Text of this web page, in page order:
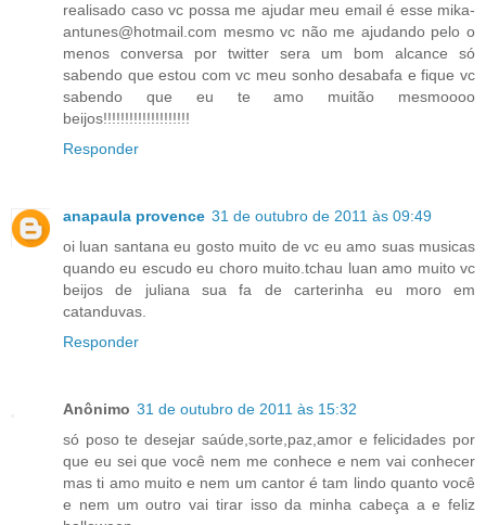
realisado caso vc possa me ajudar meu email é esse mika-
antunes@hotmail.com mesmo vc não me ajudando pelo o
menos conversa por twitter sera um bom alcance só
sabendo que estou com vc meu sonho desabafa e fique vc
sabendo que eu te amo muitão mesmoooo
beijos!!!!!!!!!!!!!!!!!!!!
Responder
anapaula provence 31 de outubro de 2011 às 09:49
oi luan santana eu gosto muito de vc eu amo suas musicas
quando eu escudo eu choro muito.tchau luan amo muito vc
beijos de juliana sua fa de carterinha eu moro em
catanduvas.
Responder
Anônimo 31 de outubro de 2011 às 15:32
só poso te desejar saúde,sorte,paz,amor e felicidades por
que eu sei que você nem me conhece e nem vai conhecer
mas ti amo muito e nem um cantor é tam lindo quanto você
e nem um outro vai tirar isso da minha cabeça a e feliz